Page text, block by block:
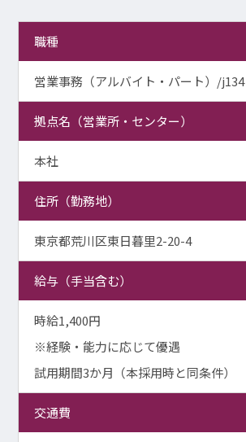
職種
営業事務（アルバイト・パート）/j134
拠点名（営業所・センター）
本社
住所（勤務地）
東京都荒川区東日暮里2-20-4
給与（手当含む）
時給1,400円
※経験・能力に応じて優遇
試用期間3か月（本採用時と同条件）
交通費